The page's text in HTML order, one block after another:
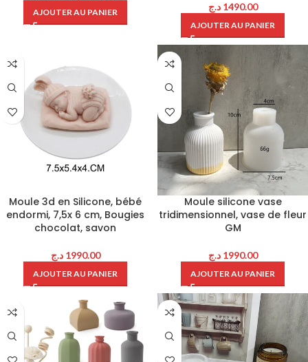
AJOUTER AU PANIER 1490.00 د.ج
AJOUTER AU PANIER
Moule 3d en Silicone, bébé
endormi, 7,5x 6 cm, Bougies
chocolat, savon
1990.00 د.ج
AJOUTER AU PANIER
Moule silicone vase
tridimensionnel, vase de fleur
GM
1990.00 د.ج
AJOUTER AU PANIER